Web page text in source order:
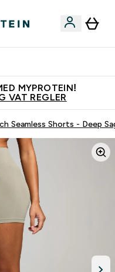
MYPROTEIN!
VAT REGLER
Seamless Shorts - Deep